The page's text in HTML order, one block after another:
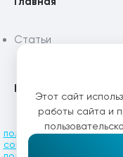
Статьи
Каталог
ПОЛИТИКА
СОГЛАСИЕ НА ОБРАБОТКУ
Этот сайт
работы сайта и